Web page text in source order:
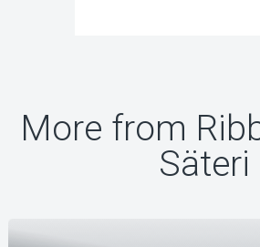
More from
Säteri